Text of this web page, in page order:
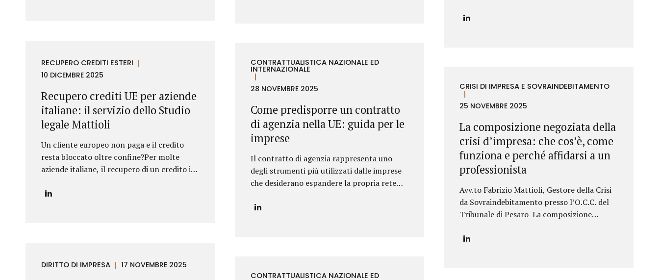
cosmetici in Bulgaria. Il produttore italiano
sosteneva che il distributore avesse violato il
contratto vendendo i prodotti al di fuori del
territorio assegnato e, sulla base di tale
contestazione, aveva dichiarato la
risoluzione per inadempimento. Lo Studio
dimostrando che le vendite...
perdita del lavoro, una crisi dell’attività o
un accumulo progressivo di esposizioni
finanziarie non più sostenibili. Per
rispondere a queste esigenze, l’ordinamento
italiano ha introdotto strumenti specifici,
oggi disciplinati dal Codice della crisi
d’impresa e dell’insolvenza, che ha
sistematizzato e aggiornato quanto già...
nella difesa giudiziaria in materia di marchi e
concorrenza sleale. Grazie a un approccio
tecnico-giuridico altamente qualificato, lo
protezione della proprietà industriale: dalla
registrazione dei marchi e brevetti alla
valutazione della loro utilizzabilità sul
mercato, fino alla difesa in giudizio contro...
RECUPERO CREDITI ESTERI
10 DICEMBRE 2025
Recupero crediti UE per aziende
italiane: il servizio dello Studio
legale Mattioli
Un cliente europeo non paga e il credito
resta bloccato oltre confine?Per molte
aziende italiane, il recupero di un credito in
rappresenta una delle principali criticità nei
legale Mattioli offre un servizio strutturato
CONTRATTUALISTICA NAZIONALE ED
INTERNAZIONALE
28 NOVEMBRE 2025
Come predisporre un contratto
di agenzia nella UE: guida per le
imprese
Il contratto di agenzia rappresenta uno
degli strumenti più utilizzati dalle imprese
che desiderano espandere la propria rete
Nonostante la disciplina armonizzata a
CRISI DI IMPRESA E SOVRAINDEBITAMENTO
25 NOVEMBRE 2025
La composizione negoziata della
crisi d’impresa: che cos’è, come
funziona e perché affidarsi a un
professionista
Avv.to Fabrizio Mattioli, Gestore della Crisi
da Sovraindebitamento presso l’O.C.C. del
Tribunale di Pesaro La composizione
uno degli strumenti più innovativi
DIRITTO DI IMPRESA 17 NOVEMBRE 2025
CONTRATTUALISTICA NAZIONALE ED